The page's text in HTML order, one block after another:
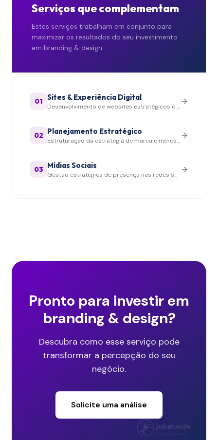
Serviços que complementam
Estes serviços trabalham em conjunto para
maximizar os resultados do seu investimento
em branding & design.
01 Sites & Experiência Digital
Desenvolvimento de websites estratégicos e experiências digitais
02 Planejamento Estratégico
Estruturação da estratégia de marca e mercado
03 Mídias Sociais
Gestão estratégica de presença nas redes sociais
Pronto para investir em
branding & design?
Descubra como esse serviço pode
transformar a percepção do seu
negócio.
Solicite uma análise